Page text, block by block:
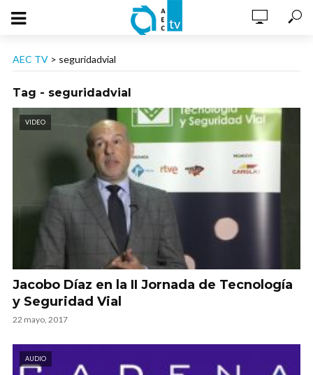
AEC TV > seguridadvial
Tag - seguridadvial
VIDEO
Jacobo Díaz en la II Jornada de Tecnología
y Seguridad Vial
22 mayo, 2017
AUDIO